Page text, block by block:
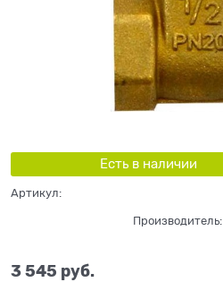
Есть в наличии
Артикул:
Производитель:
3 545 руб.